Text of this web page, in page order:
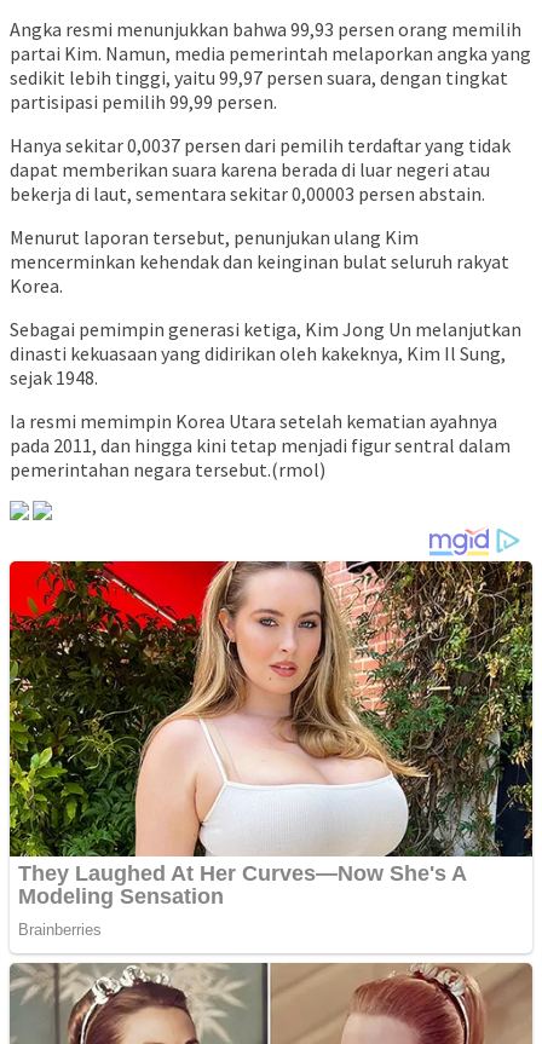
Angka resmi menunjukkan bahwa 99,93 persen orang memilih
partai Kim. Namun, media pemerintah melaporkan angka yang
sedikit lebih tinggi, yaitu 99,97 persen suara, dengan tingkat
partisipasi pemilih 99,99 persen.
Hanya sekitar 0,0037 persen dari pemilih terdaftar yang tidak
dapat memberikan suara karena berada di luar negeri atau
bekerja di laut, sementara sekitar 0,00003 persen abstain.
Menurut laporan tersebut, penunjukan ulang Kim
mencerminkan kehendak dan keinginan bulat seluruh rakyat
Korea.
Sebagai pemimpin generasi ketiga, Kim Jong Un melanjutkan
dinasti kekuasaan yang didirikan oleh kakeknya, Kim Il Sung,
sejak 1948.
Ia resmi memimpin Korea Utara setelah kematian ayahnya
pada 2011, dan hingga kini tetap menjadi figur sentral dalam
pemerintahan negara tersebut.(rmol)